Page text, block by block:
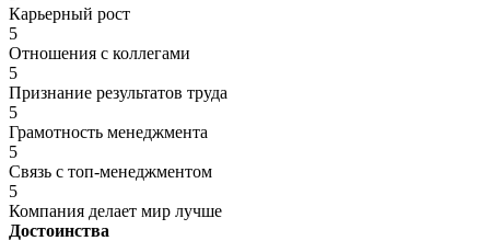
Карьерный рост
5
Отношения с коллегами
5
Признание результатов труда
5
Грамотность менеджмента
5
Связь с топ-менеджментом
5
Компания делает мир лучше
Достоинства